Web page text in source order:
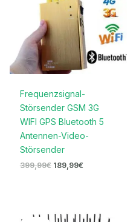
Frequenzsignal-
Störsender GSM 3G
WIFI GPS Bluetooth 5
Antennen-Video-
Störsender
399,99€ 189,99€
Preis
Preis